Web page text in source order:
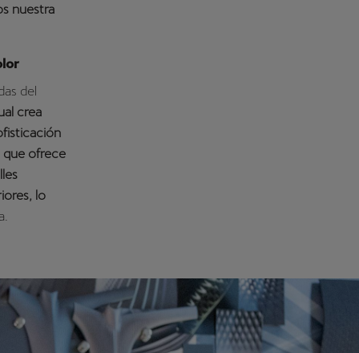
nuestra
del
crea
que ofrece
lo